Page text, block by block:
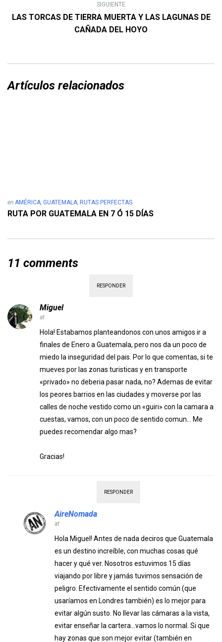
SIGUIENTE
LAS TORCAS DE TIERRA MUERTA Y LAS LAGUNAS DE
CAÑADA DEL HOYO
Artículos relacionados
en AMÉRICA, GUATEMALA, RUTAS PERFECTAS
RUTA POR GUATEMALA EN 7 Ó 15 DÍAS
11 comments
RESPONDER
Miguel
at
Hola! Estabamos planteandonos con unos amigos ir a
finales de Enero a Guatemala, pero nos da un poco de
miedo la inseguridad del pais. Por lo que comentas, si te
mueves por las zonas turisticas y en transporte
«privado» no deberia pasar nada, no? Ademas de evitar
los peores barrios en las ciudades y moverse por las
calles de noche vestido como un «guiri» con la camara a
cuestas, vamos, con un poco de sentido comun… Me
puedes recomendar algo mas?
Gracias!
RESPONDER
AireNomada
at
Hola Miguel! Antes de nada deciros que Guatemala
es un destino increíble, con muchas cosas qué
hacer y qué ver. Nosotros estuvimos 15 días
viajando por libre y jamás tuvimos sensación de
peligro. Efectivamente el sentido común (que
usaríamos en Londres también) es lo mejor para
evitar algún susto. No llevar las cámaras a la vista,
evitar enseñar la cartera…vamos lo normal. Si que
hay zonas que son mejor evitar (también en